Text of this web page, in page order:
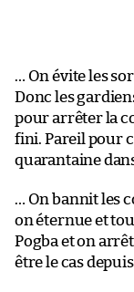
… On évite les
Donc les
pour arrêter la
fini. Pareil pour
quarantaine
… On bannit les
on éternue et
Pogba et on
être le cas